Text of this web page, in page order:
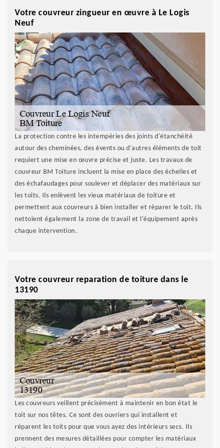
Votre couvreur zingueur en œuvre à Le Logis
Neuf
La protection contre les intempéries des joints d'étanchéité
autour des cheminées, des évents ou d'autres éléments de toit
requiert une mise en œuvre précise et juste. Les travaux de
couvreur BM Toiture incluent la mise en place des échelles et
des échafaudages pour soulever et déplacer des matériaux sur
les toits. Ils enlèvent les vieux matériaux de toiture et
permettent aux couvreurs à bien installer et réparer le toit. Ils
nettoient également la zone de travail et l'équipement après
chaque intervention.
Votre couvreur reparation de toiture dans le
13190
Les couvreurs veillent précisément à maintenir en bon état le
toit sur nos têtes. Ce sont des ouvriers qui installent et
réparent les toits pour que vous ayez des intérieurs secs. Ils
prennent des mesures détaillées pour compter les matériaux